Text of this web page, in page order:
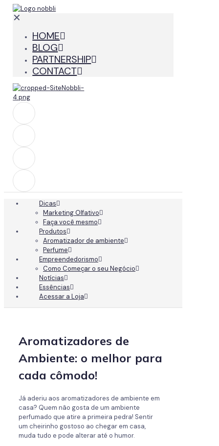
✕
HOME
BLOG
PARTNERSHIP
CONTACT
Dicas
Marketing Olfativo
Faça você mesmo
Produtos
Aromatizador de ambiente
Perfume
Empreendedorismo
Como Começar o seu Negócio
Notícias
Essências
Acessar a Loja
Aromatizadores de
Ambiente: o melhor para
cada cômodo!
Já aderiu aos aromatizadores de ambiente em
casa? Quem não gosta de um ambiente
perfumado que atire a primeira pedra! Sentir
um cheirinho gostoso ao chegar em casa,
muda tudo e pode alterar até o humor.